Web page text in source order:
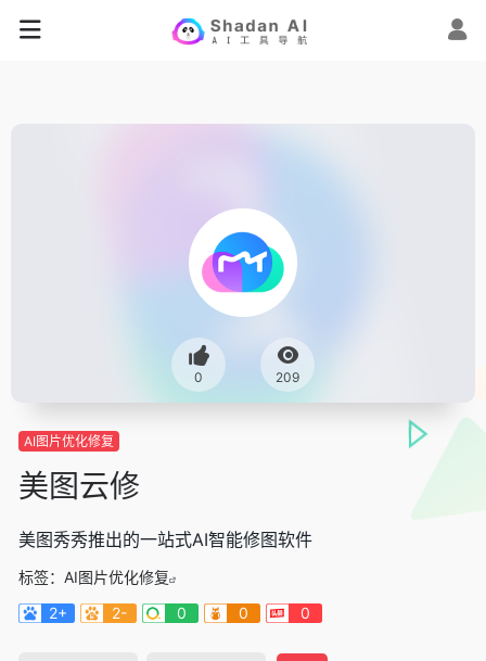
0 209
AI图片优化修复
美图云修
美图秀秀推出的一站式AI智能修图软件
标签： AI图片优化修复
2+
2- 0 0 0